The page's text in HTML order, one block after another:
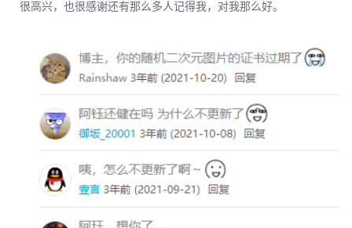
很高兴，也很感谢还有那么多人记得我，对我那么好。